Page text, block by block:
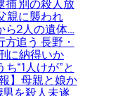
捕 別の殺人放
親に襲われ
ら2人の遺体…
追う 長野・
に納得いか
“1人けが”と
】母親と娘か
を殺人未遂